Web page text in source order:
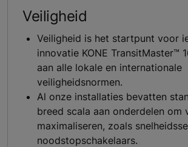
Veiligheid
Veiligheid is het startpunt voor
innovatie KONE TransitMaster™
aan alle lokale en internationale
veiligheidsnormen.
Al onze installaties bevatten
breed scala aan onderdelen om
maximaliseren, zoals
noodstopschakelaars.